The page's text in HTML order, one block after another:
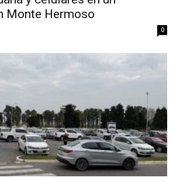
Monte Hermoso
0